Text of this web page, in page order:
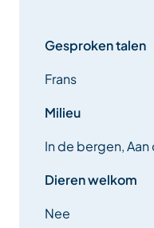
Gesproken talen
Frans
Milieu
In de bergen,
Dieren welkom
Nee